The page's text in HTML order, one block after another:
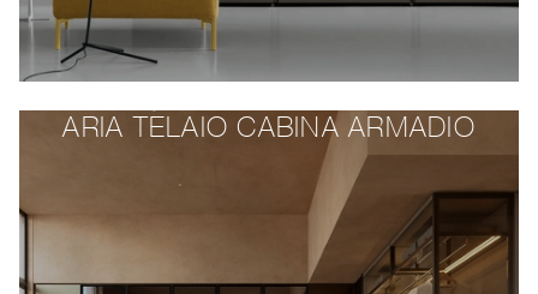
ARIA TELAIO CABINA ARMADIO